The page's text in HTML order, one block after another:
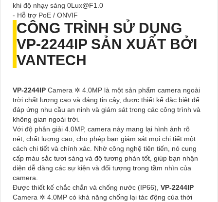
khi độ nhạy sáng 0Lux@F1.0
- Hỗ trợ PoE / ONVIF
CÔNG TRÌNH SỬ DỤNG
VP-2244IP SẢN XUẤT BỞI
VANTECH
VP-2244IP Camera ✲ 4.0MP là một sản phẩm camera ngoài
trời chất lượng cao và đáng tin cậy, được thiết kế đặc biệt để
đáp ứng nhu cầu an ninh và giám sát trong các công trình và
không gian ngoài trời.
Với độ phân giải 4.0MP, camera này mang lại hình ảnh rõ
nét, chất lượng cao, cho phép bạn giám sát mọi chi tiết một
cách chi tiết và chính xác. Nhờ công nghệ tiên tiến, nó cung
cấp màu sắc tươi sáng và độ tương phản tốt, giúp bạn nhận
diện dễ dàng các sự kiện và đối tượng trong tầm nhìn của
camera.
Được thiết kế chắc chắn và chống nước (IP66), VP-2244IP
Camera ✲ 4.0MP có khả năng chống lại tác động của thời